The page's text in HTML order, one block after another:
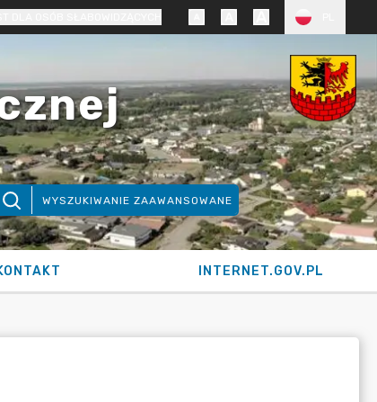
WYSZUKIWANIE ZAAWANSOWANE
INTERNET.GOV.PL